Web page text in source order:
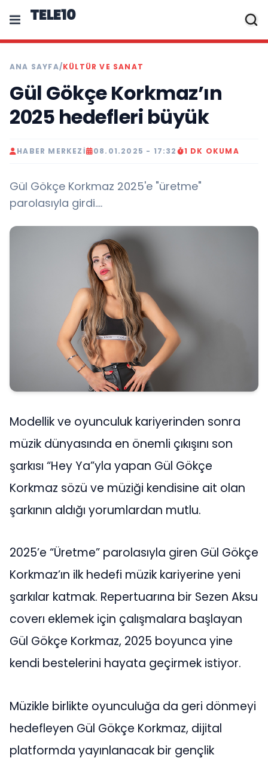
TELE10
ANA SAYFA/KÜLTÜR VE SANAT
Gül Gökçe Korkmaz’ın
2025 hedefleri büyük
HABER MERKEZI 08.01.2025 - 17:32 1 DK OKUMA
Gül Gökçe Korkmaz 2025'e "üretme"
parolasıyla girdi....
Modellik ve oyunculuk kariyerinden sonra
müzik dünyasında en önemli çıkışını son
şarkısı “Hey Ya”yla yapan Gül Gökçe
Korkmaz sözü ve müziği kendisine ait olan
şarkının aldığı yorumlardan mutlu.
2025’e “Üretme” parolasıyla giren Gül Gökçe
Korkmaz’ın ilk hedefi müzik kariyerine yeni
şarkılar katmak. Repertuarına bir Sezen Aksu
coverı eklemek için çalışmalara başlayan
Gül Gökçe Korkmaz, 2025 boyunca yine
kendi bestelerini hayata geçirmek istiyor.
Müzikle birlikte oyunculuğa da geri dönmeyi
hedefleyen Gül Gökçe Korkmaz, dijital
platformda yayınlanacak bir gençlik